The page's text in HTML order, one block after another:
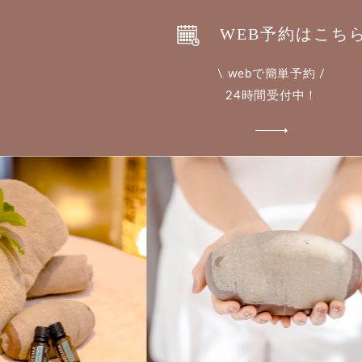
WEB予約はこちら
\ webで簡単予約 /
24時間受付中！